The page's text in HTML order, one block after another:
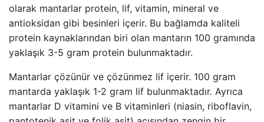
olarak mantarlar protein, lif, vitamin, mineral ve
antioksidan gibi besinleri içerir. Bu bağlamda kaliteli
protein kaynaklarından biri olan mantarın 100 gramında
yaklaşık 3-5 gram protein bulunmaktadır.
Mantarlar çözünür ve çözünmez lif içerir. 100 gram
mantarda yaklaşık 1-2 gram lif bulunmaktadır. Ayrıca
mantarlar D vitamini ve B vitaminleri (niasin, riboflavin,